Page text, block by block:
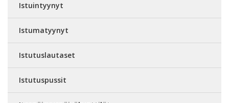
Istuintyynyt
Istumatyynyt
Istutuslautaset
Istutuspussit